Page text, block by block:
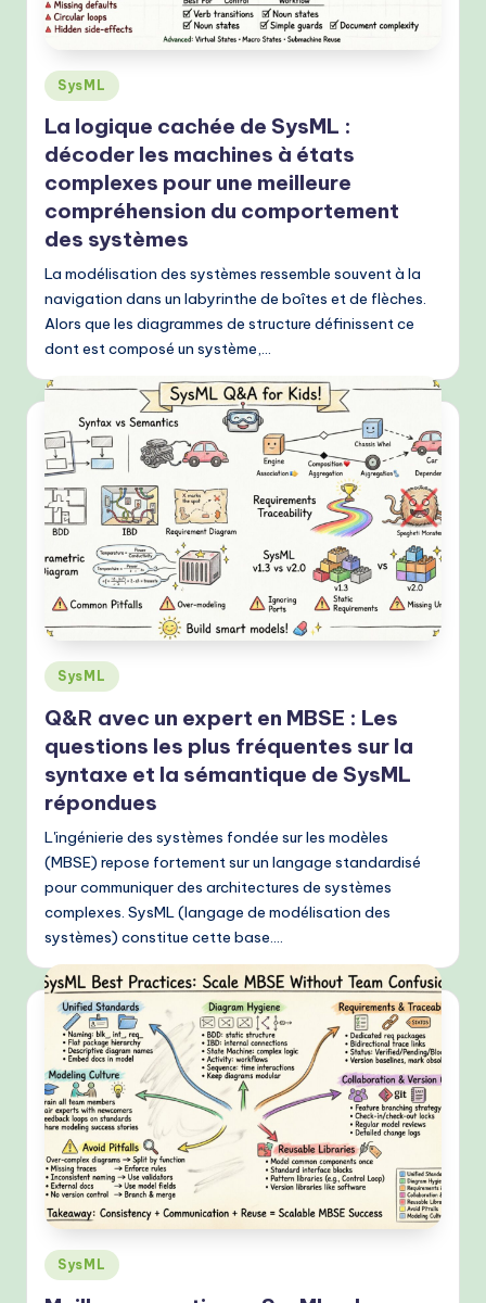
o
s
Posted
in
SysML
La logique cachée de SysML :
décoder les machines à états
complexes pour une meilleure
compréhension du comportement
des systèmes
La modélisation des systèmes ressemble souvent à la
navigation dans un labyrinthe de boîtes et de flèches.
Alors que les diagrammes de structure définissent ce
dont est composé un système,…
Posted
SysML
Q&R avec un expert en MBSE : Les
questions les plus fréquentes sur la
syntaxe et la sémantique de SysML
répondues
L'ingénierie des systèmes fondée sur les modèles
(MBSE) repose fortement sur un langage standardisé
pour communiquer des architectures de systèmes
complexes. SysML (langage de modélisation des
systèmes) constitue cette base.…
Posted
in
SysML